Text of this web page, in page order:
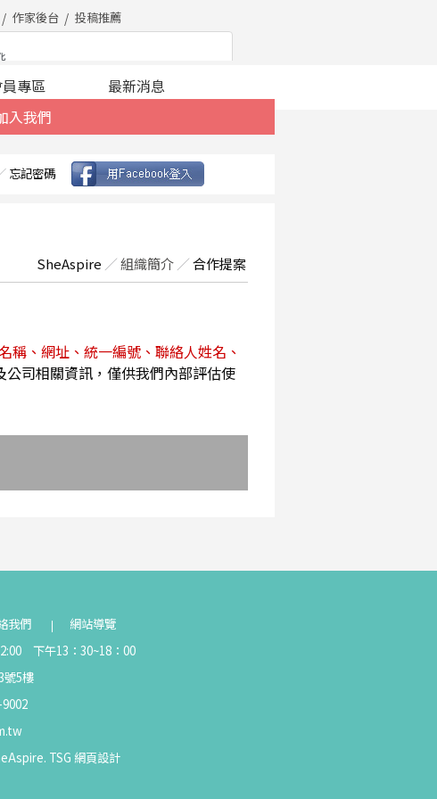
作家後台 投稿推薦
入我們
專區 最新消息
忘記密碼
SheAspire ／組織簡介 ／合作提案
稱、網址、統一編號、聯絡人姓名、
公司相關資訊，僅供我們內部評估使
我們
網站導覽
下午13：30~18：00
號5樓
TSG 網頁設計